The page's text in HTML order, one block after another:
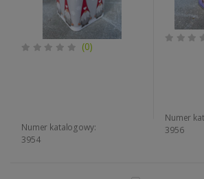
(0)
Numer katalogowy:
3954
Numer
3956